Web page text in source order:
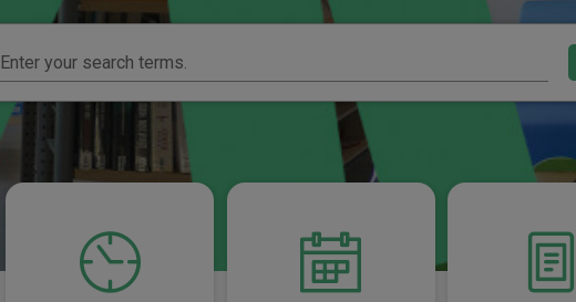
Enter your search terms.